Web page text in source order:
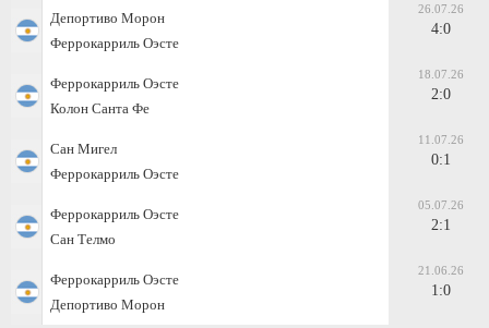
Депортиво Морон
Феррокарриль Оэсте
26.07.26
4:0
Феррокарриль Оэсте
Колон Санта Фе
18.07.26
2:0
Сан Мигел
Феррокарриль Оэсте
11.07.26
0:1
Феррокарриль Оэсте
Сан Телмо
05.07.26
2:1
Феррокарриль Оэсте
Депортиво Морон
21.06.26
1:0